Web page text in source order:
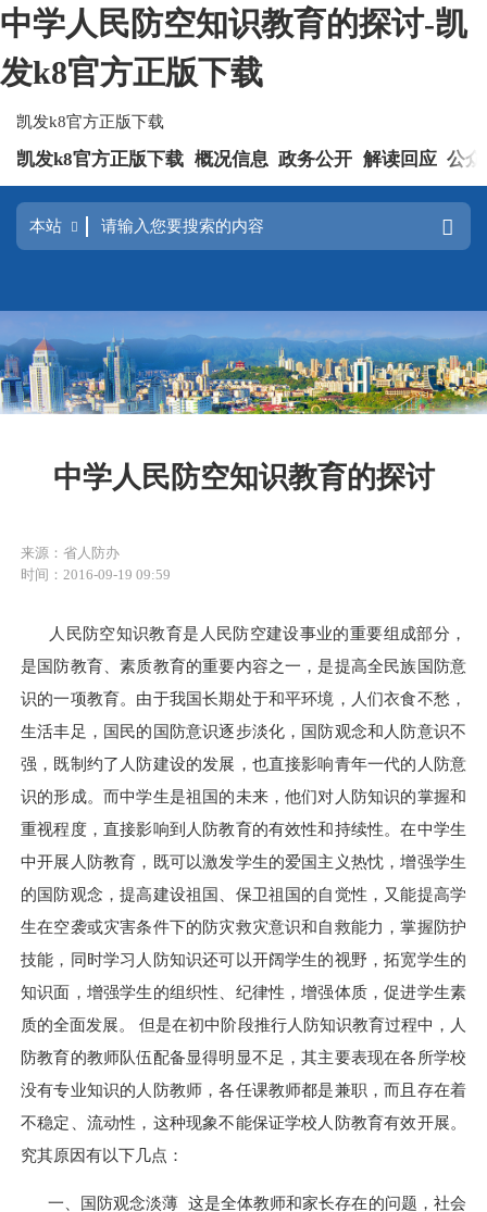
中学人民防空知识教育的探讨-凯
发k8官方正版下载
凯发k8官方正版下载
凯发k8官方正版下载 概况信息 政务公开 解读回应 公
中学人民防空知识教育的探讨
来源：省人防办
时间：2016-09-19 09:59
人民防空知识教育是人民防空建设事业的重要组成部分，
是国防教育、素质教育的重要内容之一，是提高全民族国防意
识的一项教育。由于我国长期处于和平环境，人们衣食不愁，
生活丰足，国民的国防意识逐步淡化，国防观念和人防意识不
强，既制约了人防建设的发展，也直接影响青年一代的人防意
识的形成。而中学生是祖国的未来，他们对人防知识的掌握和
重视程度，直接影响到人防教育的有效性和持续性。在中学生
中开展人防教育，既可以激发学生的爱国主义热忱，增强学生
的国防观念，提高建设祖国、保卫祖国的自觉性，又能提高学
生在空袭或灾害条件下的防灾救灾意识和自救能力，掌握防护
技能，同时学习人防知识还可以开阔学生的视野，拓宽学生的
知识面，增强学生的组织性、纪律性，增强体质，促进学生素
质的全面发展。 但是在初中阶段推行人防知识教育过程中，人
防教育的教师队伍配备显得明显不足，其主要表现在各所学校
没有专业知识的人防教师，各任课教师都是兼职，而且存在着
不稳定、流动性，这种现象不能保证学校人防教育有效开展。
究其原因有以下几点：
一、国防观念淡薄 这是全体教师和家长存在的问题，社会